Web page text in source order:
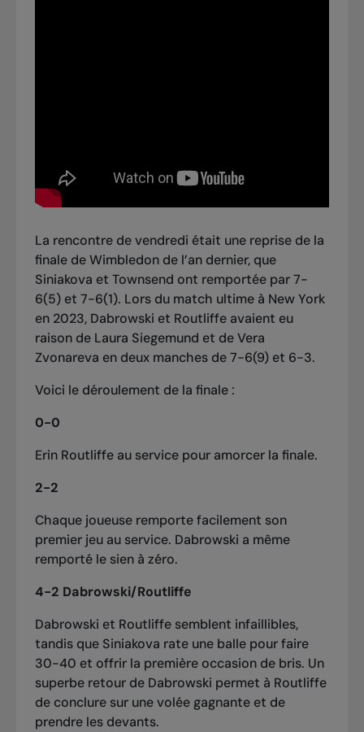
La rencontre de vendredi était une reprise de la
finale de Wimbledon de l’an dernier, que
Siniakova et Townsend ont remportée par 7-
6(5) et 7-6(1). Lors du match ultime à New York
en 2023, Dabrowski et Routliffeavaient eu
raison de Laura Siegemund et de Vera
Zvonareva en deux manches de 7-6(9) et 6-3.
Voici le déroulement de la finale :
0-0
Erin Routliffe au service pour amorcer la finale.
2-2
Chaque joueuse remporte facilement son
premier jeu au service. Dabrowski a même
remporté le sien à zéro.
4-2 Dabrowski/Routliffe
Dabrowski et Routliffe semblent infaillibles,
tandis que Siniakova rate une balle pour faire
30-40 et offrir la première occasion de bris. Un
superbe retour de Dabrowski permet à Routliffe
de conclure sur une volée gagnante et de
prendre les devants.